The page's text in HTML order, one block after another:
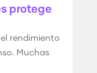
protege
rendimiento
Muchas